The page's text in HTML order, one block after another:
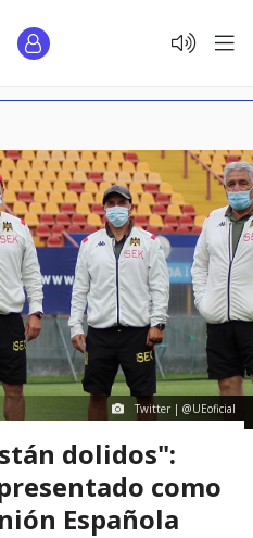
Twitter | @UEoficial
dolidos":
como
Española